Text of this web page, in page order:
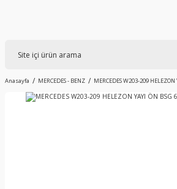
Anasayfa MERCEDES - BENZ MERCEDES W203-209